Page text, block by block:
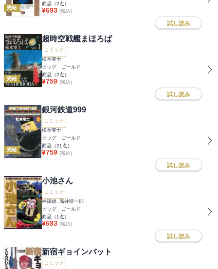
完結
商品（2点）
¥693 (税込)
試し読み
完結
超時空戦艦まほろば
コミック
松本零士
ビッグ ゴールド
商品（2点）
¥759 (税込)
試し読み
完結
銀河鉄道999
コミック
松本零士
ビッグ ゴールド
商品（21 点）
¥759 (税込)
試し読み
小池さん
コミック
林律雄, 高井研一郎
ビッグ ゴールド
商品（1 点）
¥693 (税込)
試し読み
新宿ギョインバット
コミック